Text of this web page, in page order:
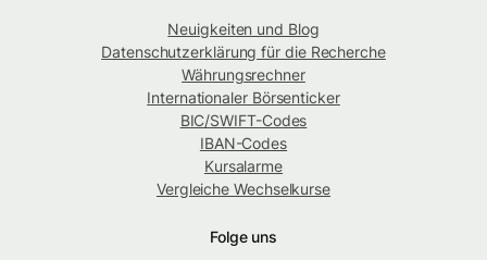
Neuigkeiten und Blog
Datenschutzerklärung für die Recherche
Währungsrechner
Internationaler Börsenticker
BIC/SWIFT-Codes
IBAN-Codes
Kursalarme
Vergleiche Wechselkurse
Folge uns